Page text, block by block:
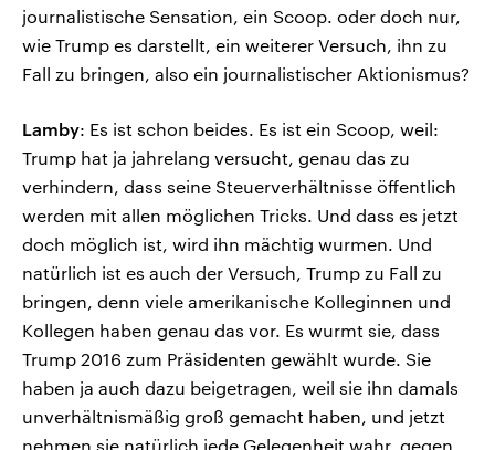
journalistische Sensation, ein Scoop. oder doch nur,
wie Trump es darstellt, ein weiterer Versuch, ihn zu
Fall zu bringen, also ein journalistischer Aktionismus?
Lamby: Es ist schon beides. Es ist ein Scoop, weil:
Trump hat ja jahrelang versucht, genau das zu
verhindern, dass seine Steuerverhältnisse öffentlich
werden mit allen möglichen Tricks. Und dass es jetzt
doch möglich ist, wird ihn mächtig wurmen. Und
natürlich ist es auch der Versuch, Trump zu Fall zu
bringen, denn viele amerikanische Kolleginnen und
Kollegen haben genau das vor. Es wurmt sie, dass
Trump 2016 zum Präsidenten gewählt wurde. Sie
haben ja auch dazu beigetragen, weil sie ihn damals
unverhältnismäßig groß gemacht haben, und jetzt
nehmen sie natürlich jede Gelegenheit wahr, gegen